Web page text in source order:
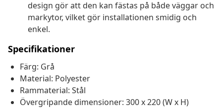
design gör att den kan fästas på både väggar och
markytor, vilket gör installationen smidig och
enkel.
Specifikationer
Färg: Grå
Material: Polyester
Rammaterial: Stål
Övergripande dimensioner: 300 x 220 (W x H)